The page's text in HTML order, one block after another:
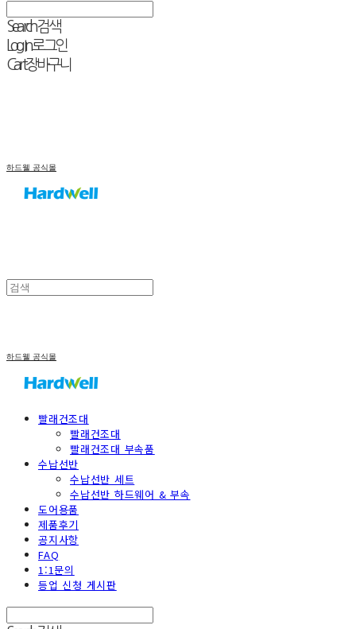
Search검색
Log In로그인
Cart장바구니
하드웰 공식몰
하드웰 공식몰
빨래건조대
빨래건조대
빨래건조대 부속품
수납선반
수납선반 세트
수납선반 하드웨어 & 부속
도어용품
제품후기
공지사항
FAQ
1:1문의
등업 신청 게시판